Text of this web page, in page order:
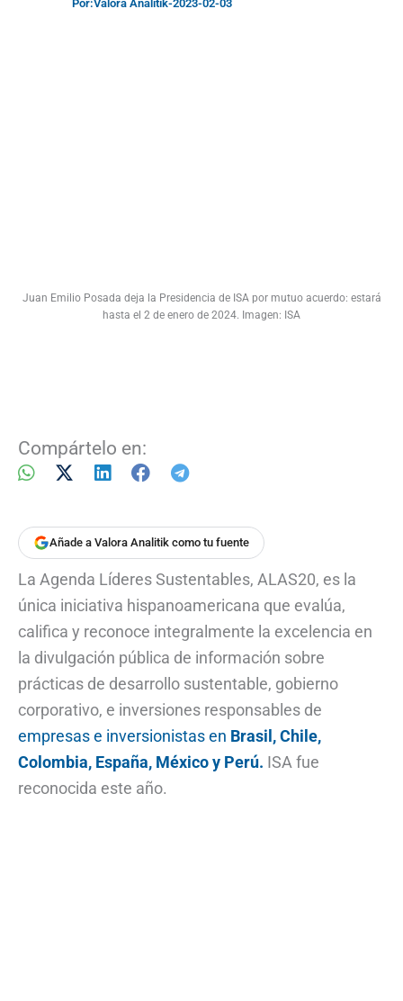
Por:Valora Analitik-2023-02-03
Juan Emilio Posada deja la Presidencia de ISA por mutuo acuerdo: estará
hasta el 2 de enero de 2024. Imagen: ISA
Compártelo en:
Añade a Valora Analitik como tu fuente
La Agenda Líderes Sustentables, ALAS20, es la
única iniciativa hispanoamericana que evalúa,
califica y reconoce integralmente la excelencia en
la divulgación pública de información sobre
prácticas de desarrollo sustentable, gobierno
corporativo, e inversiones responsables de
empresas e inversionistas en Brasil, Chile,
Colombia, España, México y Perú. ISA fue
reconocida este año.